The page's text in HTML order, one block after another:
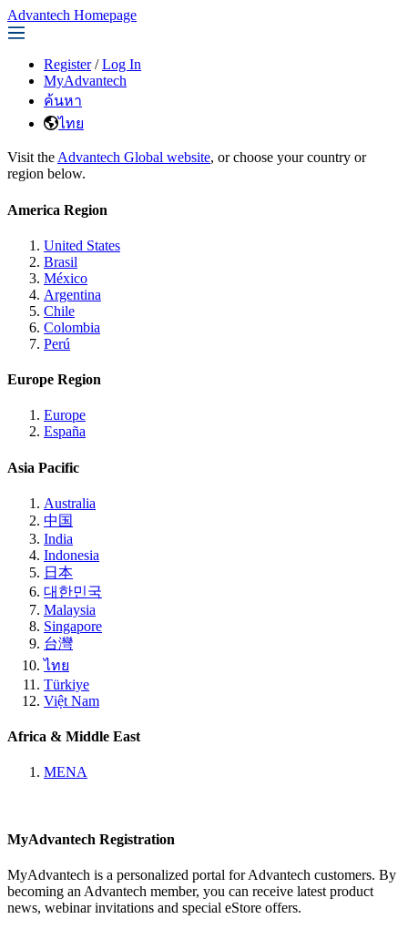
Advantech Homepage
Register / Log In
MyAdvantech
ค้นหา
ไทย
Visit the Advantech Global website, or choose your country or
region below.
America Region
United States
Brasil
México
Argentina
Chile
Colombia
Perú
Europe Region
Europe
España
Asia Pacific
Australia
中国
India
Indonesia
日本
대한민국
Malaysia
Singapore
台灣
ไทย
Türkiye
Việt Nam
Africa & Middle East
MENA
MyAdvantech Registration
MyAdvantech is a personalized portal for Advantech customers. By
becoming an Advantech member, you can receive latest product
news, webinar invitations and special eStore offers.